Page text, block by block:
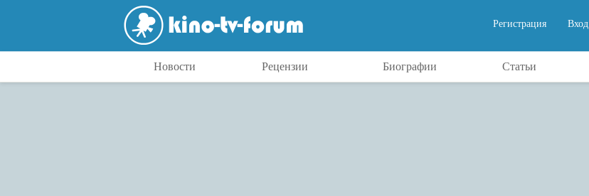
Вход
Регистрация
Новости Рецензии Биографии Статьи